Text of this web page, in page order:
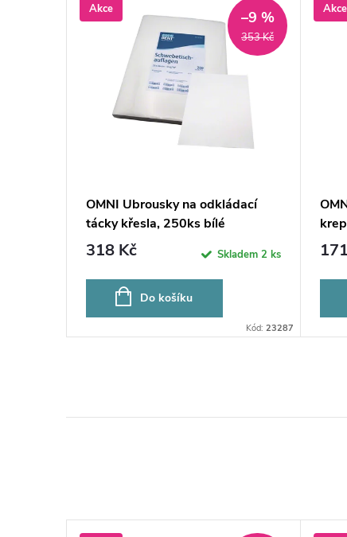
Akce
353 Kč
–9 %
OMNI Ubrousky na odkládací
tácky křesla, 250ks bílé
318 Kč Skladem 2 ks
Do košíku
Kód: 23287
Akce